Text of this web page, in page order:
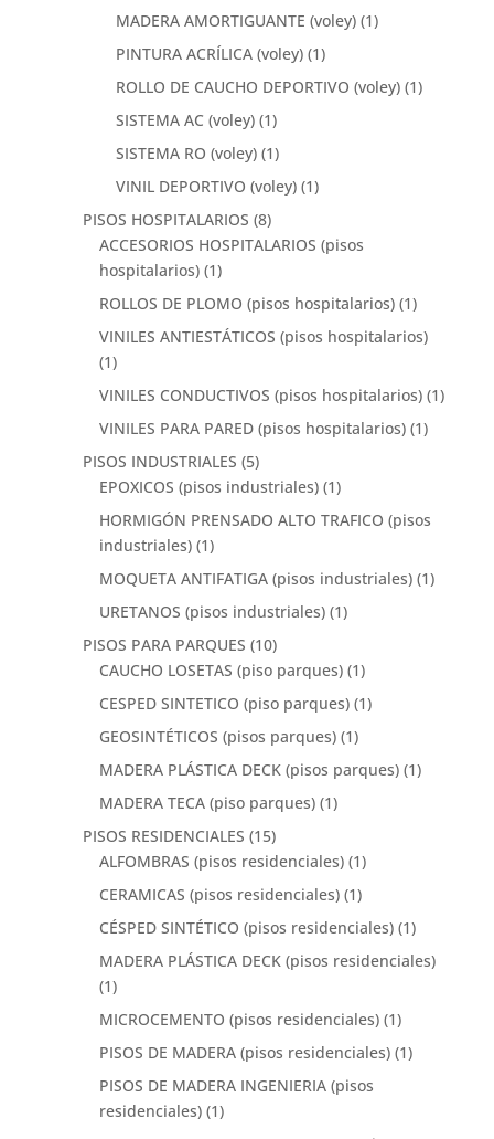
MADERA AMORTIGUANTE (voley) (1)
PINTURA ACRÍLICA (voley) (1)
ROLLO DE CAUCHO DEPORTIVO (voley) (1)
SISTEMA AC (voley) (1)
SISTEMA RO (voley) (1)
VINIL DEPORTIVO (voley) (1)
PISOS HOSPITALARIOS (8)
ACCESORIOS HOSPITALARIOS (pisos
hospitalarios) (1)
ROLLOS DE PLOMO (pisos hospitalarios) (1)
VINILES ANTIESTÁTICOS (pisos hospitalarios)
(1)
VINILES CONDUCTIVOS (pisos hospitalarios) (1)
VINILES PARA PARED (pisos hospitalarios) (1)
PISOS INDUSTRIALES (5)
EPOXICOS (pisos industriales) (1)
HORMIGÓN PRENSADO ALTO TRAFICO (pisos
industriales) (1)
MOQUETA ANTIFATIGA (pisos industriales) (1)
URETANOS (pisos industriales) (1)
PISOS PARA PARQUES (10)
CAUCHO LOSETAS (piso parques) (1)
CESPED SINTETICO (piso parques) (1)
GEOSINTÉTICOS (pisos parques) (1)
MADERA PLÁSTICA DECK (pisos parques) (1)
MADERA TECA (piso parques) (1)
PISOS RESIDENCIALES (15)
ALFOMBRAS (pisos residenciales) (1)
CERAMICAS (pisos residenciales) (1)
CÉSPED SINTÉTICO (pisos residenciales) (1)
MADERA PLÁSTICA DECK (pisos residenciales)
(1)
MICROCEMENTO (pisos residenciales) (1)
PISOS DE MADERA (pisos residenciales) (1)
PISOS DE MADERA INGENIERIA (pisos
residenciales) (1)